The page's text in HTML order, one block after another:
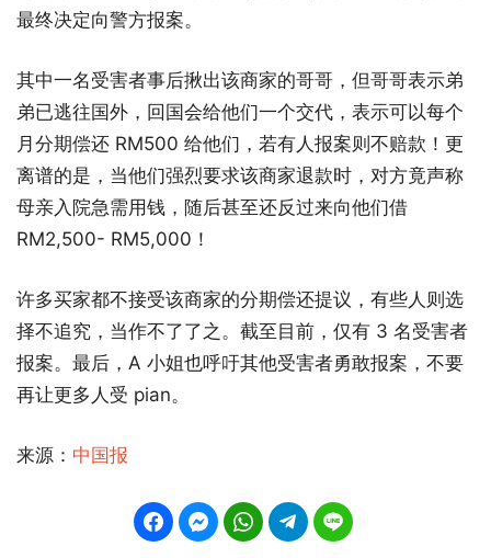
最终决定向警方报案。
其中一名受害者事后揪出该商家的哥哥，但哥哥表示弟
弟已逃往国外，回国会给他们一个交代，表示可以每个
月分期偿还 RM500 给他们，若有人报案则不赔款！更
离谱的是，当他们强烈要求该商家退款时，对方竟声称
母亲入院急需用钱，随后甚至还反过来向他们借
RM2,500- RM5,000！
许多买家都不接受该商家的分期偿还提议，有些人则选
择不追究，当作不了了之。截至目前，仅有 3 名受害者
报案。最后，A 小姐也呼吁其他受害者勇敢报案，不要
再让更多人受 pian。
来源： 中国报